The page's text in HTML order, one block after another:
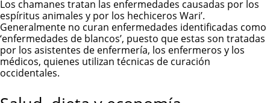
Los chamanes tratan las enfermedades causadas por los
espíritus animales y por los hechiceros Wari’.
Generalmente no curan enfermedades identificadas como
‘enfermedades de blancos’, puesto que estas son tratadas
por los asistentes de enfermería, los enfermeros y los
médicos, quienes utilizan técnicas de curación
occidentales.